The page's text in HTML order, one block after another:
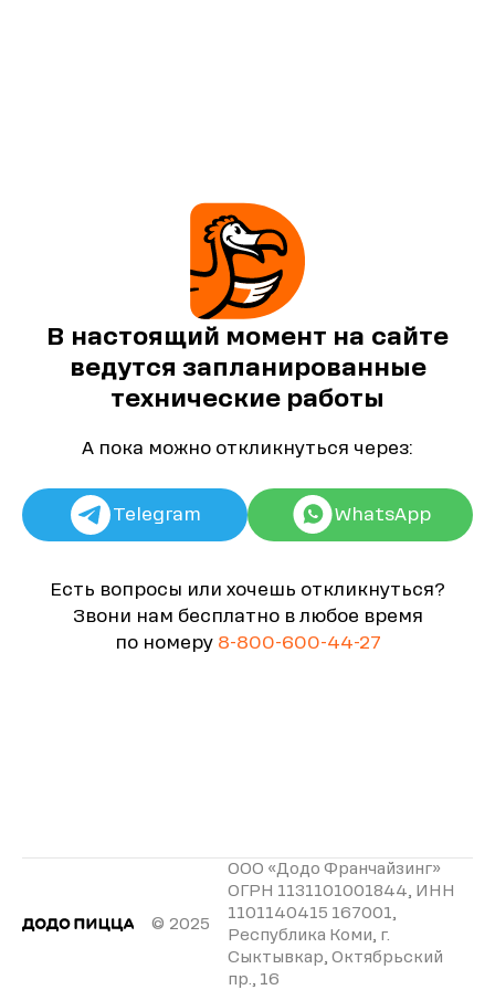
В настоящий момент на сайте
ведутся запланированные
технические работы
А пока можно откликнуться через:
Telegram WhatsApp
Есть вопросы или хочешь откликнуться?
Звони нам бесплатно в любое время
по номеру 8-800-600-44-27
© 2025
ООО «Додо Франчайзинг»
ОГРН 1131101001844, ИНН
1101140415 167001,
Республика Коми, г.
Сыктывкар, Октябрьский
пр., 16